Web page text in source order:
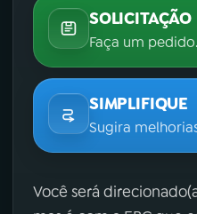
SOLICITAÇÃO
Faça um pedido.
SIMPLIFIQUE
Sugira
Você será